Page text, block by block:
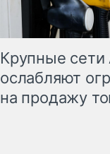
Крупные
ослабляют
на продажу